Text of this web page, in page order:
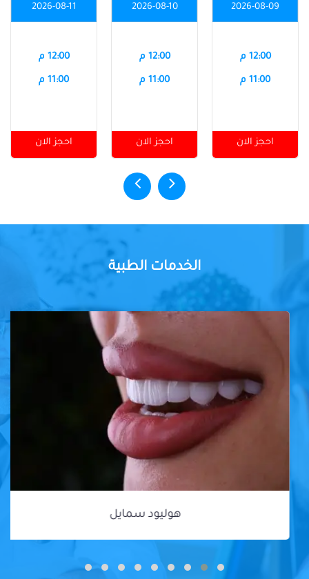
2026-08-09
12:00 م
11:00 م
احجز الان
2026-08-10
12:00 م
11:00 م
احجز الان
2026-08-11
12:00 م
11:00 م
احجز الان
الخدمات الطبية
هوليود سمايل